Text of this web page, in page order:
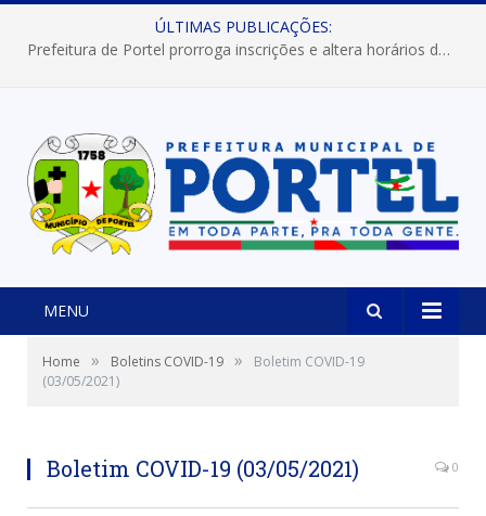
ÚLTIMAS PUBLICAÇÕES:
Prefeitura de Portel prorroga inscrições e altera horários dos concursos “Musa” e “Miss Mix Verão 2026”
MENU
Home » Boletins COVID-19 »
Boletim COVID-19
(03/05/2021)
Boletim COVID-19 (03/05/2021) 0